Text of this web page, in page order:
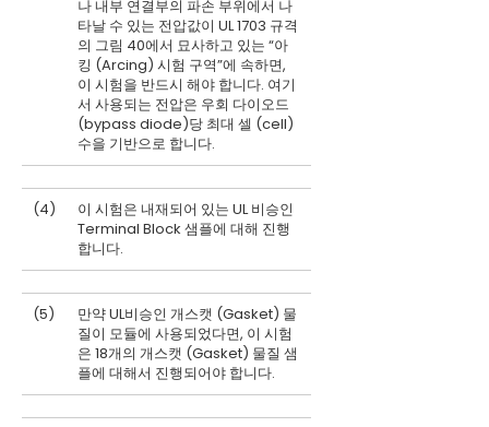
나 내부 연결부의 파손 부위에서 나
타날 수 있는 전압값이 UL 1703 규격
의 그림 40에서 묘사하고 있는 “아
킹 (Arcing) 시험 구역”에 속하면,
이 시험을 반드시 해야 합니다. 여기
서 사용되는 전압은 우회 다이오드
(bypass diode)당 최대 셀 (cell)
수을 기반으로 합니다.
(4)
이 시험은 내재되어 있는 UL 비승인
Terminal Block 샘플에 대해 진행
합니다.
(5)
만약 UL비승인 개스캣 (Gasket) 물
질이 모듈에 사용되었다면, 이 시험
은 18개의 개스캣 (Gasket) 물질 샘
플에 대해서 진행되어야 합니다.